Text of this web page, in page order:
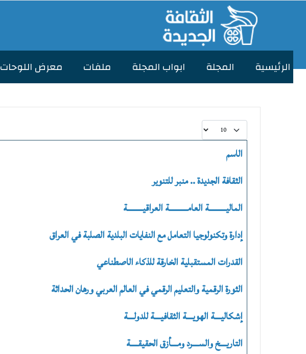
الرئیسیة المجلة ابواب المجلة ملفات معرض اللوحات
عدد الإظهارات:
المقالات
الاسم
الثقافة الجديدة .. منبر للتنوير
الماليـــــــــــة العامــــــــــــة العراقيــــــــــة
إدارة وتكنولوجيا التعامل مع النفايات البلدية الصلبة في العراق
القدرات المستقبلية الخارقة للذكاء الاصطناعي
الثورة الرقمية والتعليم الرقمي في العالم العربي ورهان الحداثة
إشكاليــــة الهويــــة الثقافيــــة للدولــــة
التاريــــخ والســــرد ومــــأزق الحقيقـــــة